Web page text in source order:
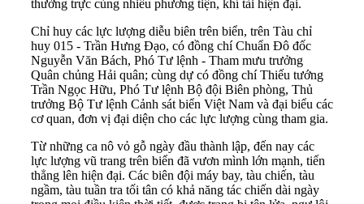
thường trực cùng nhiều phương tiện, khí tài hiện đại.
Chỉ huy các lực lượng diễu biên trên biển, trên Tàu chỉ
huy 015 - Trần Hưng Đạo, có đồng chí Chuẩn Đô đốc
Nguyễn Văn Bách, Phó Tư lệnh - Tham mưu trưởng
Quân chủng Hải quân; cùng dự có đồng chí Thiếu tướng
Trần Ngọc Hữu, Phó Tư lệnh Bộ đội Biên phòng, Thủ
trưởng Bộ Tư lệnh Cảnh sát biển Việt Nam và đại biểu các
cơ quan, đơn vị đại diện cho các lực lượng cùng tham gia.
Từ những ca nô vỏ gỗ ngày đầu thành lập, đến nay các
lực lượng vũ trang trên biển đã vươn mình lớn mạnh, tiến
thẳng lên hiện đại. Các biên đội máy bay, tàu chiến, tàu
ngầm, tàu tuần tra tối tân có khả năng tác chiến dài ngày